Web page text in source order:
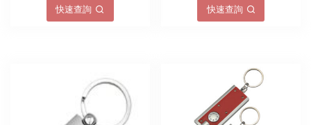
快速查詢 快速查詢